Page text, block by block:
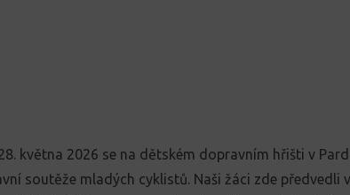
května 2026 se na dětském dopravním hřišti v
soutěže mladých cyklistů. Naši žáci zde předvedli